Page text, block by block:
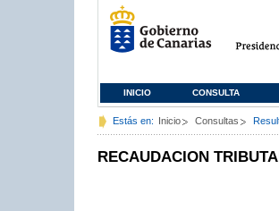
INICIO CONSULTA
Estás en: Inicio Consultas
RECAUDACION